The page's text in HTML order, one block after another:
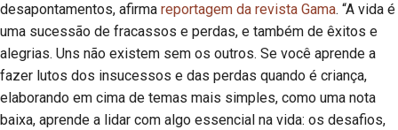
desapontamentos, afirma reportagem da revista Gama. “A vida é
uma sucessão de fracassos e perdas, e também de êxitos e
alegrias. Uns não existem sem os outros. Se você aprende a
fazer lutos dos insucessos e das perdas quando é criança,
elaborando em cima de temas mais simples, como uma nota
baixa, aprende a lidar com algo essencial na vida: os desafios,